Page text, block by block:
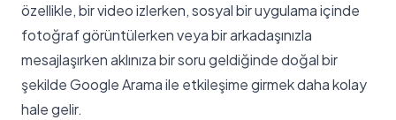
özellikle, bir video izlerken, sosyal bir uygulama içinde
fotoğraf görüntülerken veya bir arkadaşınızla
mesajlaşırken aklınıza bir soru geldiğinde doğal bir
şekilde Google Arama ile etkileşime girmek daha kolay
hale gelir.